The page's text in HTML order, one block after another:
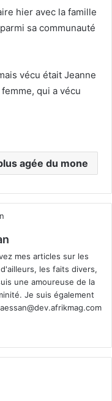
hier avec la famille
sa communauté
vécu était Jeanne
qui a vécu
agée du mone
mes articles sur les
les faits divers,
une amoureuse de la
Je suis également